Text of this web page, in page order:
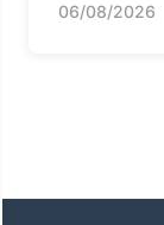
06/08/2026